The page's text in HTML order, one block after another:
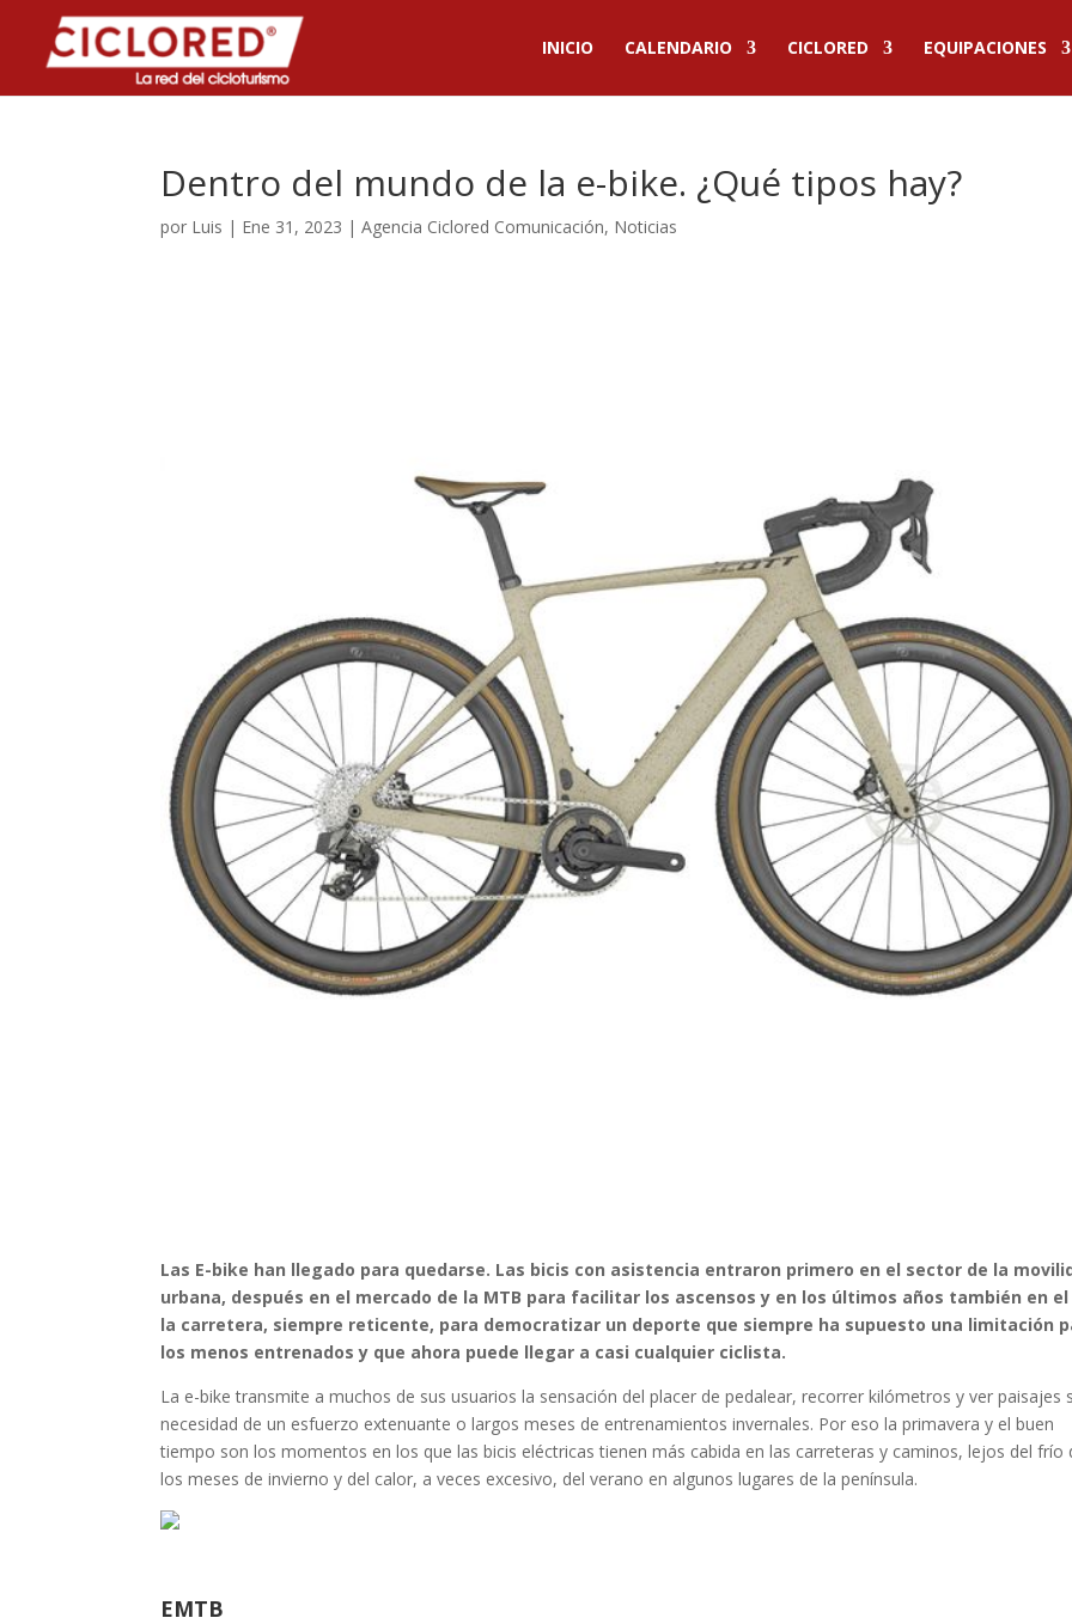
INICIO CALENDARIO CICLORED EQUIPACIONES
Dentro del mundo de la e-bike. ¿Qué tipos hay?
por Luis | Ene 31, 2023 |Agencia Ciclored Comunicación, Noticias
Las E-bike han llegado para quedarse. Las bicis con asistencia entraron primero en el sector de la
urbana, después en el mercado de la MTB para facilitar los ascensos y en los últimos años también en
la carretera, siempre reticente, para democratizar un deporte que siempre ha supuesto una limitación
los menos entrenados y que ahora puede llegar a casi cualquier ciclista.
La e-bike transmite a muchos de sus usuarios la sensación del placer de pedalear, recorrer kilómetros y ver paisajes
necesidad de un esfuerzo extenuante o largos meses de entrenamientos invernales. Por eso la primavera y el buen
tiempo son los momentos en los que las bicis eléctricas tienen más cabida en las carreteras y caminos, lejos del frío
los meses de invierno y del calor, a veces excesivo, del verano en algunos lugares de la península.
EMTB